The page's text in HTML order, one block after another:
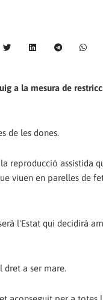
a la mesura de
de les dones.
reproducció assistida
viuen en parelles de
l'Estat qui decidirà
a ser mare.